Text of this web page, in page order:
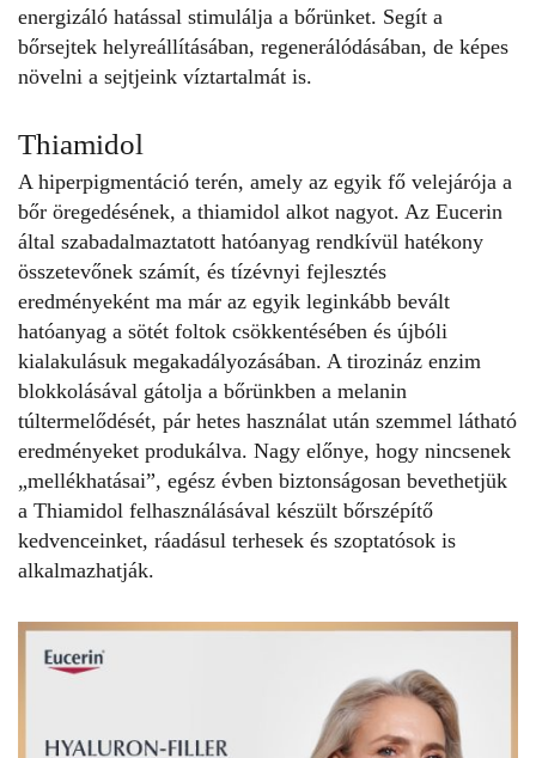
energizáló hatással stimulálja a bőrünket. Segít a
bőrsejtek helyreállításában, regenerálódásában, de képes
növelni a sejtjeink víztartalmát is.
Thiamidol
A hiperpigmentáció terén, amely az egyik fő velejárója a
bőr öregedésének, a thiamidol alkot nagyot. Az Eucerin
által szabadalmaztatott hatóanyag rendkívül hatékony
összetevőnek számít, és tízévnyi fejlesztés
eredményeként ma már az egyik leginkább bevált
hatóanyag a sötét foltok csökkentésében és újbóli
kialakulásuk megakadályozásában. A tirozináz enzim
blokkolásával gátolja a bőrünkben a melanin
túltermelődését, pár hetes használat után szemmel látható
eredményeket produkálva. Nagy előnye, hogy nincsenek
„mellékhatásai”, egész évben biztonságosan bevethetjük
a Thiamidol felhasználásával készült bőrszépítő
kedvenceinket, ráadásul terhesek és szoptatósok is
alkalmazhatják.